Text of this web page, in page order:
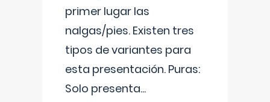
primer lugar las
nalgas/pies. Existen tres
tipos de variantes para
esta presentación. Puras:
Solo presenta...